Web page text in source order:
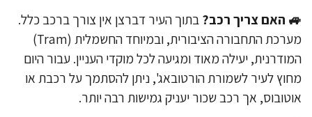
האם צריך רכב?בתוך העיר דברצן אין צורך ברכב כלל.
מערכת התחבורה הציבורית, ובמיוחד החשמלית (Tram)
יעילה מאוד ומגיעה לכל מוקדי העניין. עבור היום
לעיר לשמורת הורטובאג', ניתן להסתמך על רכבת או
אך רכב שכור יעניק גמישות רבה יותר.